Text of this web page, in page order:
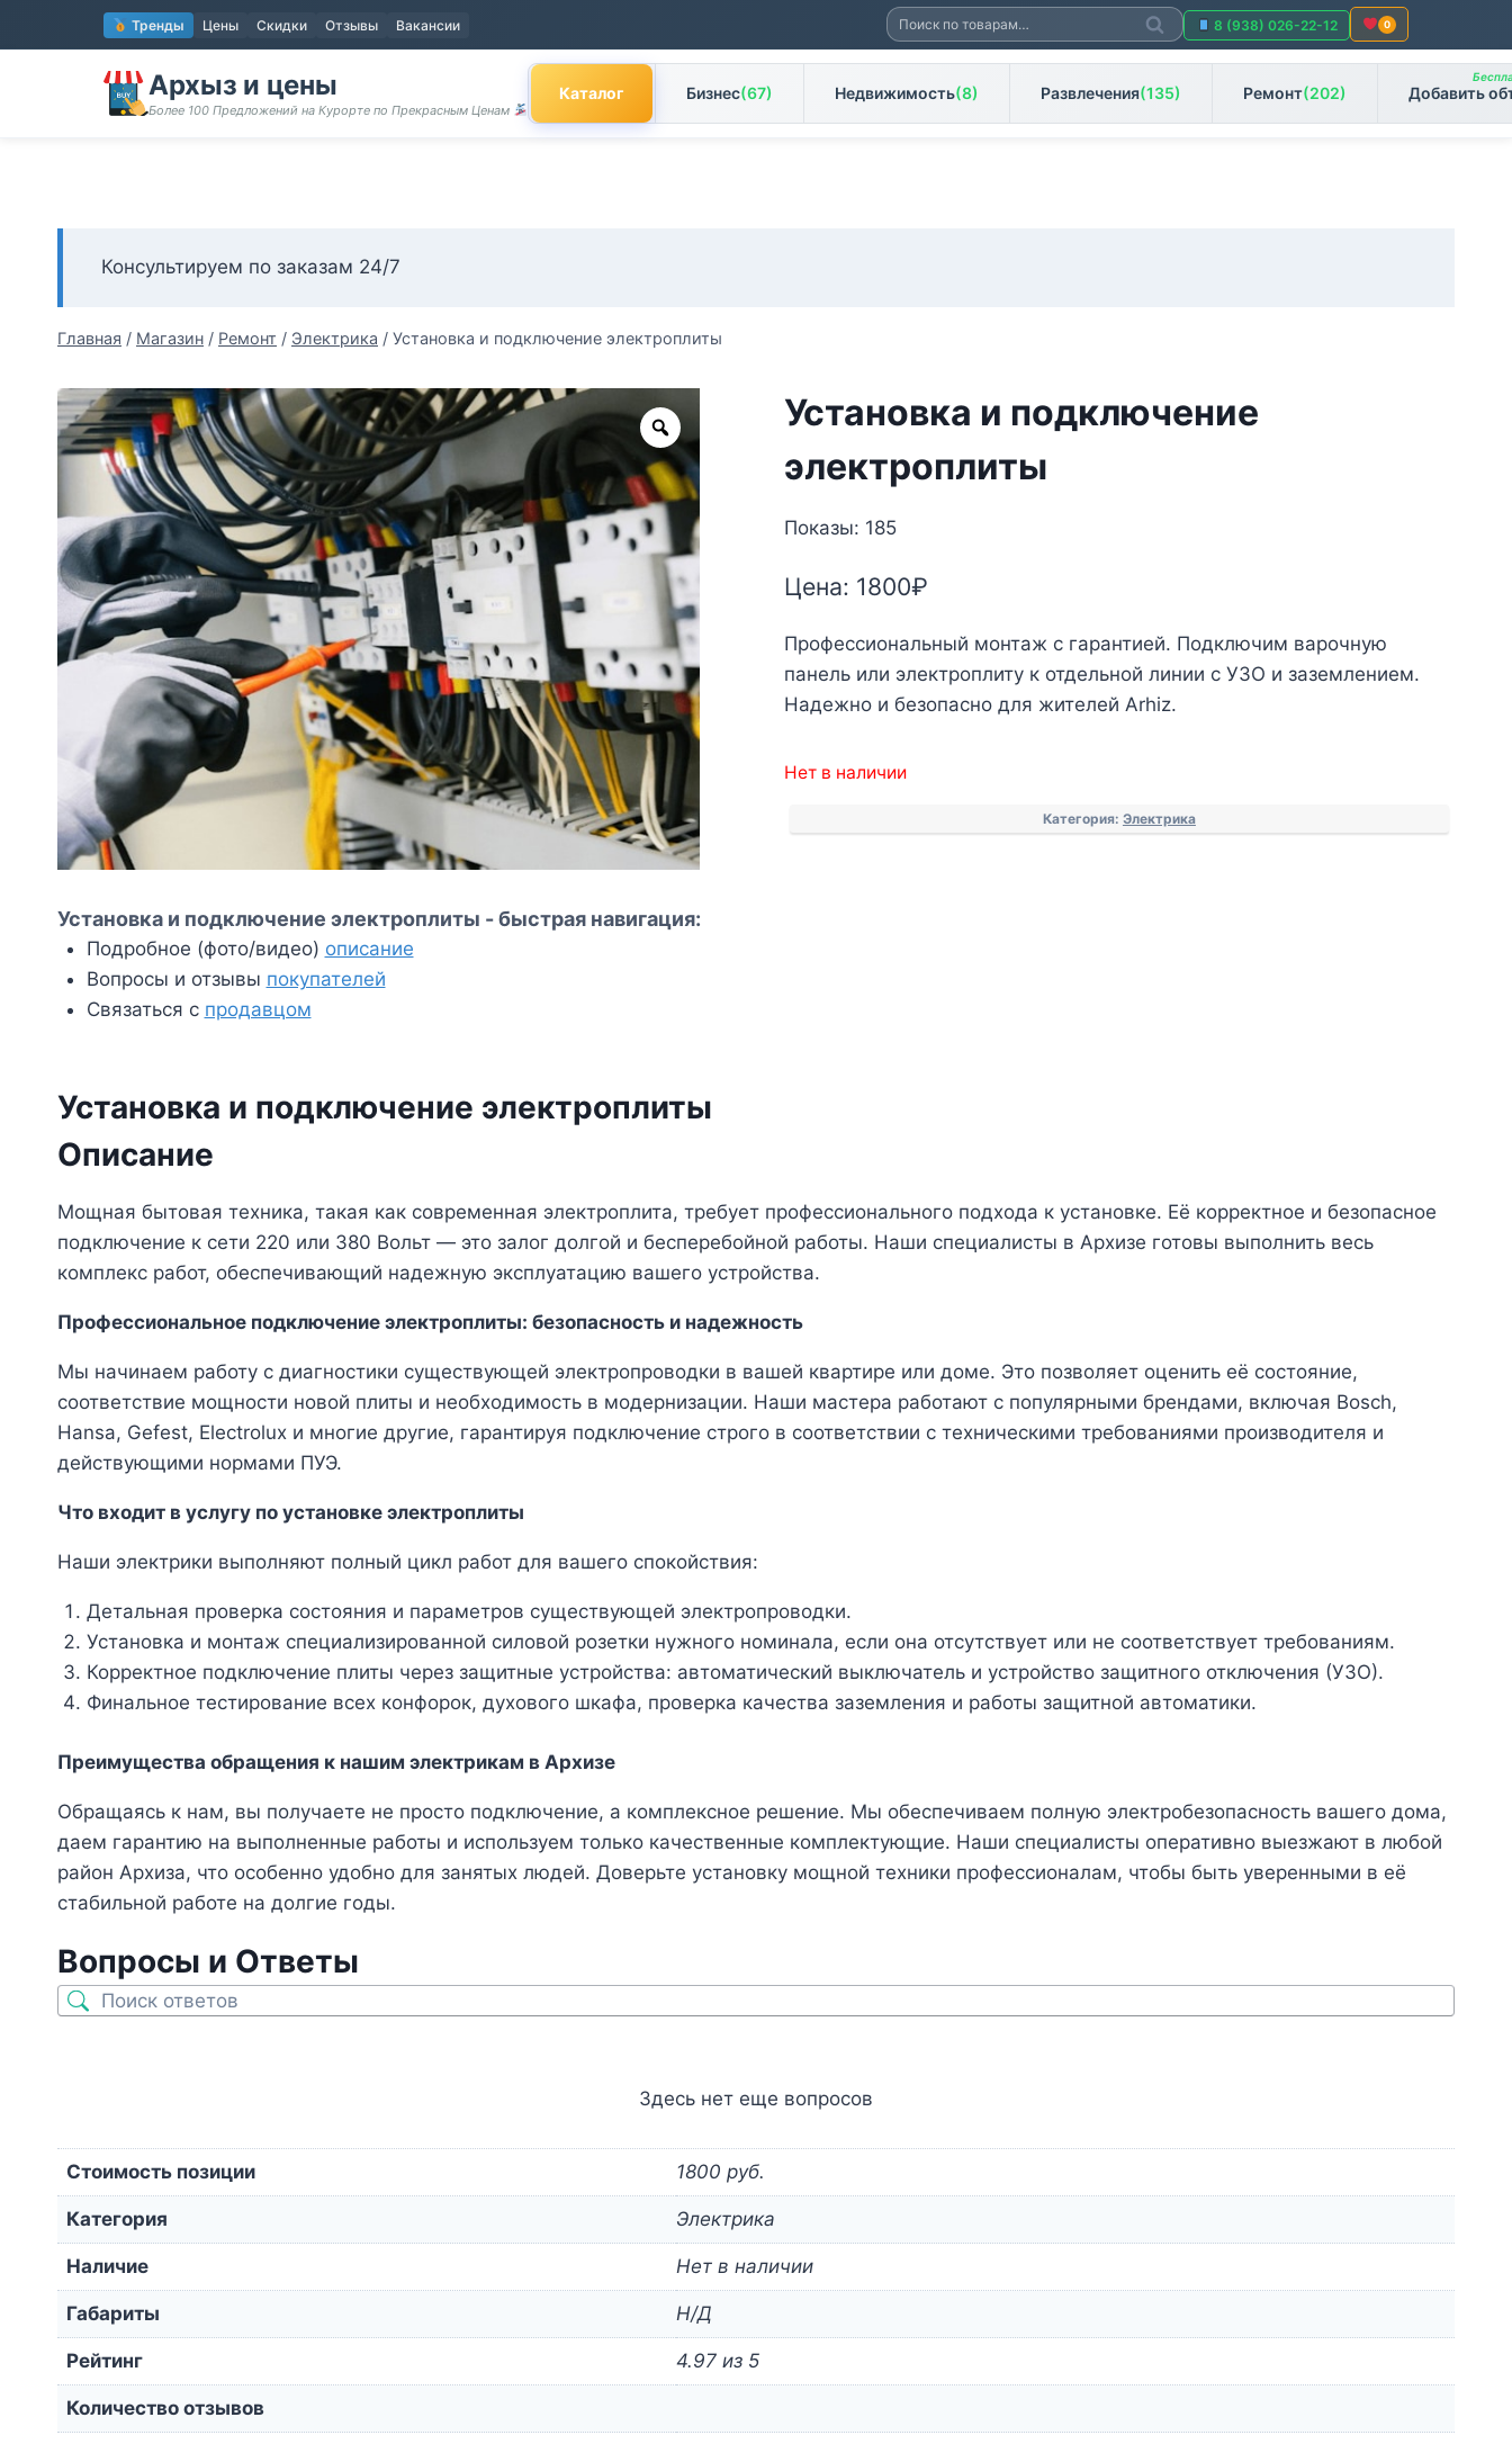
к
содержимому
Тренды Цены Скидки Отзывы Вакансии Искать:
Поиск
8 (938) 026-22-12 0
Архыз и цены
Более 100 Предложений на Курорте по Прекрасным Ценам
Каталог Бизнес(67) Недвижимость(8) Развлечения(135) Ремонт(202) Добавить
Консультируем по заказам 24/7
Главная / Магазин / Ремонт / Электрика / Установка и подключение электроплиты
Zoom
Установка и подключение
электроплиты
Показы: 185
Цена: 1800₽
Профессиональный монтаж с гарантией. Подключим варочную
панель или электроплиту к отдельной линии с УЗО и заземлением.
Надежно и безопасно для жителей Arhiz.
Нет в наличии
Категория: Электрика
Установка и подключение электроплиты - быстрая навигация:
Подробное (фото/видео) описание
Вопросы и отзывы покупателей
Связаться с продавцом
Установка и подключение электроплиты
Описание
Мощная бытовая техника, такая как современная электроплита, требует профессионального подхода к установке. Её корректное и безопасное
подключение к сети 220 или 380 Вольт — это залог долгой и бесперебойной работы. Наши специалисты в Архизе готовы выполнить весь
комплекс работ, обеспечивающий надежную эксплуатацию вашего устройства.
Профессиональное подключение электроплиты: безопасность и надежность
Мы начинаем работу с диагностики существующей электропроводки в вашей квартире или доме. Это позволяет оценить её состояние,
соответствие мощности новой плиты и необходимость в модернизации. Наши мастера работают с популярными брендами, включая Bosch,
Hansa, Gefest, Electrolux и многие другие, гарантируя подключение строго в соответствии с техническими требованиями производителя и
действующими нормами ПУЭ.
Что входит в услугу по установке электроплиты
Наши электрики выполняют полный цикл работ для вашего спокойствия:
Детальная проверка состояния и параметров существующей электропроводки.
Установка и монтаж специализированной силовой розетки нужного номинала, если она отсутствует или не соответствует требованиям.
Корректное подключение плиты через защитные устройства: автоматический выключатель и устройство защитного отключения (УЗО).
Финальное тестирование всех конфорок, духового шкафа, проверка качества заземления и работы защитной автоматики.
Преимущества обращения к нашим электрикам в Архизе
Обращаясь к нам, вы получаете не просто подключение, а комплексное решение. Мы обеспечиваем полную электробезопасность вашего дома,
даем гарантию на выполненные работы и используем только качественные комплектующие. Наши специалисты оперативно выезжают в любой
район Архиза, что особенно удобно для занятых людей. Доверьте установку мощной техники профессионалам, чтобы быть уверенными в её
стабильной работе на долгие годы.
Вопросы и Ответы
Здесь нет еще вопросов
Стоимость позиции 1800 руб.
Категория Электрика
Наличие Нет в наличии
Габариты Н/Д
Рейтинг 4.97 из 5
Количество отзывов